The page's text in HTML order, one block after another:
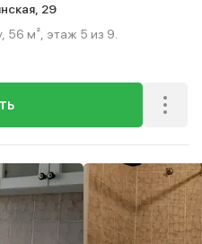
29
56 м², этаж 5 из 9.